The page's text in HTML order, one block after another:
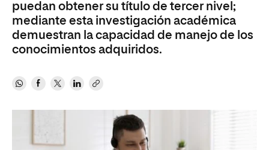
puedan obtener su título de tercer nivel;
mediante esta investigación académica
demuestran la capacidad de manejo de los
conocimientos adquiridos.